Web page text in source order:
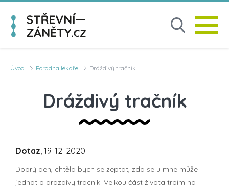
Úvod Poradna lékaře Dráždivý tračník
Dráždivý tračník
Dotaz, 19. 12. 2020
Dobrý den, chtěla bych se zeptat, zda se u mne může
jednat o drazdivy tracnik. Velkou část života trpím na